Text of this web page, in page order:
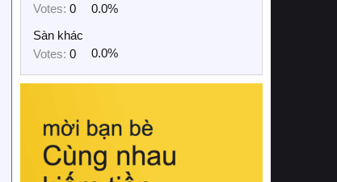
Votes: 0
0.0%
Sàn khác
Votes: 0 0.0%